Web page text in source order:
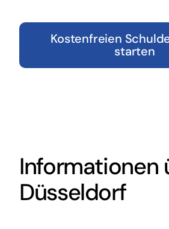
Kostenfreien
starten
Informationen
Düsseldorf